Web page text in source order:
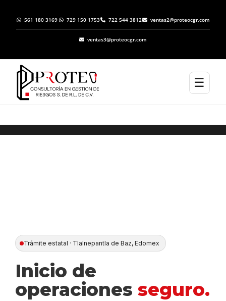
561 180 3169 729 150 1753 722 544 3812 ventas2@proteocgr.com
ventas3@proteocgr.com
☰
Trámite estatal · Tlalnepantla de Baz, Edomex
Inicio de
operaciones seguro.